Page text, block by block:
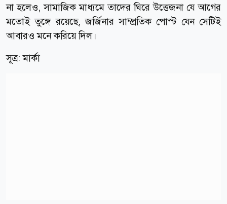
না হলেও, সামাজিক মাধ্যমে তাদের ঘিরে উত্তেজনা যে আগের
মতোই তুঙ্গে রয়েছে, জর্জিনার সাম্প্রতিক পোস্ট যেন সেটিই
আবারও মনে করিয়ে দিল।
সূত্র: মার্কা